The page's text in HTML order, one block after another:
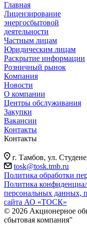
Главная
Лицензирование
энергосбытовой
деятельности
Частным лицам
Юридическим лицам
Раскрытие информации
Розничный рынок
Компания
Новости
О компании
Центры обслуживания
Закупки
Вакансии
Контакты
Контакты
г. Тамбов, ул.
tosk@tosk.tmb.ru
Политика обработки
Политика
персональных данных,
сайта АО «ТОСК»
© 2026 Акционерное
сбытовая компания"